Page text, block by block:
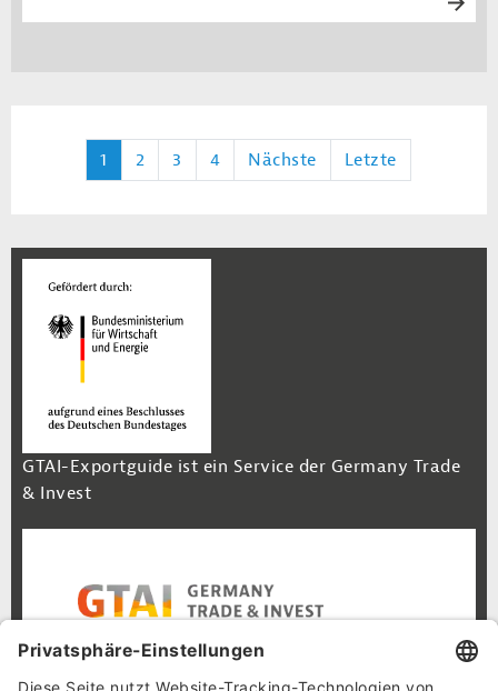
1 2 3 4 Nächste Letzte
GTAI-Exportguide ist ein Service der Germany Trade
& Invest